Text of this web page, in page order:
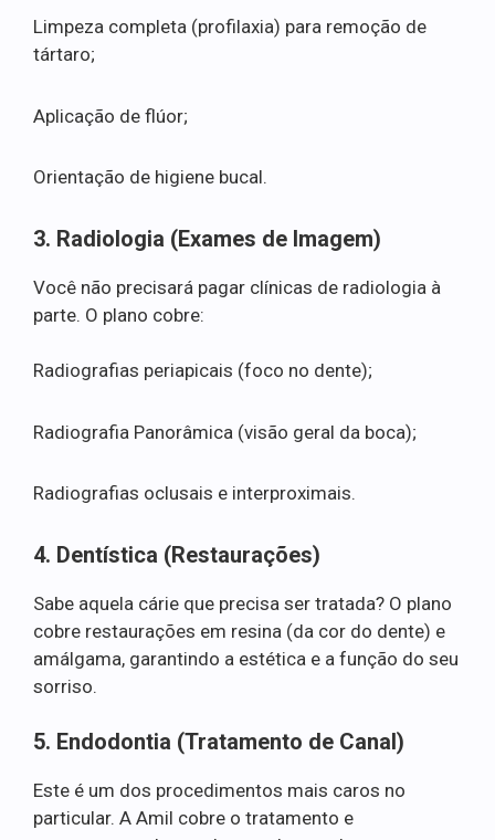
Limpeza completa (profilaxia) para remoção de
tártaro;
Aplicação de flúor;
Orientação de higiene bucal.
3. Radiologia (Exames de Imagem)
Você não precisará pagar clínicas de radiologia à
parte. O plano cobre:
Radiografias periapicais (foco no dente);
Radiografia Panorâmica (visão geral da boca);
Radiografias oclusais e interproximais.
4. Dentística (Restaurações)
Sabe aquela cárie que precisa ser tratada? O plano
cobre restaurações em resina (da cor do dente) e
amálgama, garantindo a estética e a função do seu
sorriso.
5. Endodontia (Tratamento de Canal)
Este é um dos procedimentos mais caros no
particular. A Amil cobre o tratamento e